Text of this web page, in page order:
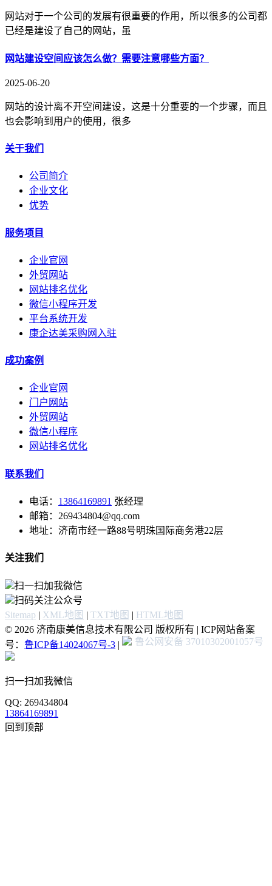
网站对于一个公司的发展有很重要的作用，所以很多的公司都
已经是建设了自己的网站，虽
网站建设空间应该怎么做？需要注意哪些方面？
2025-06-20
网站的设计离不开空间建设，这是十分重要的一个步骤，而且
也会影响到用户的使用，很多
关于我们
公司简介
企业文化
优势
服务项目
企业官网
外贸网站
网站排名优化
微信小程序开发
平台系统开发
康企达美采购网入驻
成功案例
企业官网
门户网站
外贸网站
微信小程序
网站排名优化
联系我们
电话： 13864169891 张经理
邮箱：269434804@qq.com
地址：济南市经一路88号明珠国际商务港22层
关注我们
扫一扫加我微信
扫码关注公众号
Sitemap | XML地图 | TXT地图 | HTML地图
© 2026 济南康美信息技术有限公司 版权所有 | ICP网站备案
号： 鲁ICP备14024067号-3 | 鲁公网安备 37010302001057号
扫一扫加我微信
QQ: 269434804
13864169891
回到顶部